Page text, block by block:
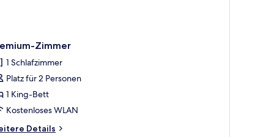
Zimmer
1 Schlafzimmer
Platz für 2 Personen
1 King-Bett
Kostenloses WLAN
Details